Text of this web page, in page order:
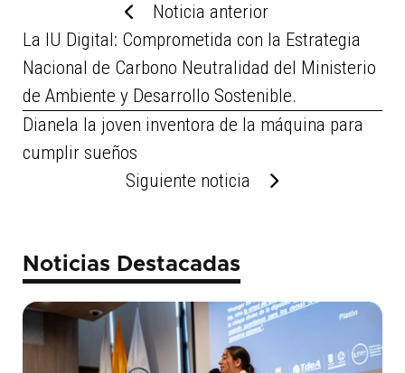
Noticia anterior
La IU Digital: Comprometida con la Estrategia
Nacional de Carbono Neutralidad del Ministerio
de Ambiente y Desarrollo Sostenible.
Dianela la joven inventora de la máquina para
cumplir sueños
Siguiente noticia
Noticias Destacadas